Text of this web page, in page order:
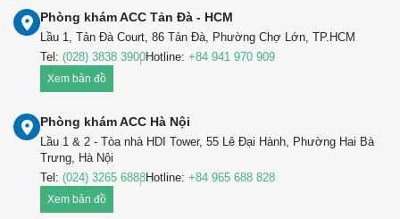
Phòng khám ACC Tản Đà - HCM
Lầu 1, Tản Đà Court, 86 Tản Đà, Phường Chợ Lớn, TP.HCM
Tel: (028) 3838 3900Hotline: +84 941 970 909
Xem bản đồ
Phòng khám ACC Hà Nội
Lầu 1 & 2 - Tòa nhà HDI Tower, 55 Lê Đại Hành, Phường Hai Bà
Trưng, Hà Nội
Tel: (024) 3265 6888Hotline: +84 965 688 828
Xem bản đồ